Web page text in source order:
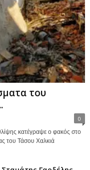
του
0
κατέγραψε ο φακός στο
του Τάσου Χαλκιά